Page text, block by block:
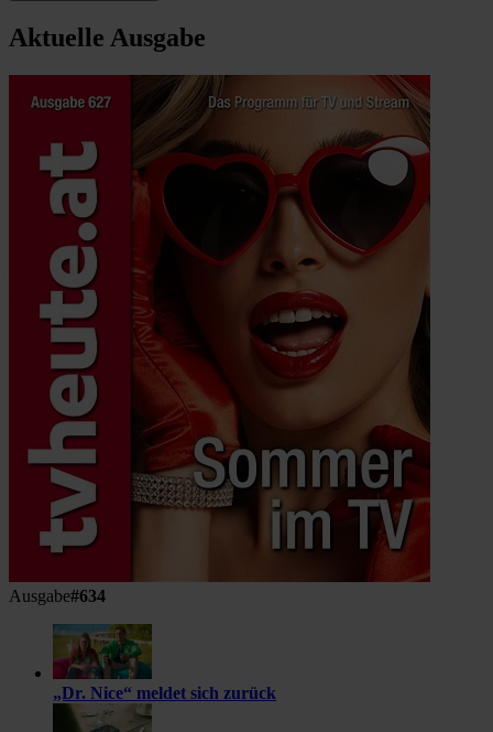
Aktuelle Ausgabe
Ausgabe#634
„Dr. Nice“ meldet sich zurück